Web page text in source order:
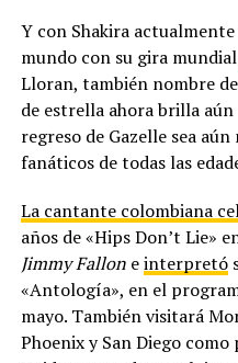
Y con Shakira
mundo con su gira mundial
Lloran, también nombre
de estrella ahora brilla aún
regreso de Gazelle sea
fanáticos de todas las
La cantante colombiana
años de «Hips Don’t Lie»
Jimmy Falloneinterpretó
«Antología», en el
mayo. También visitará
Phoenix y San Diego